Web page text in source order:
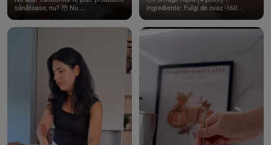
sănătoase, nu? 🥹 Nu ...
Ingrediente: Fulgi de ovaz -160...